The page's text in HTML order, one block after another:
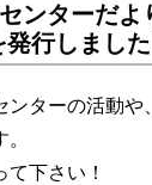
ンターだよ
発行しました
ンターの活動や
下さい！